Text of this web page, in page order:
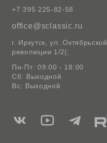
+7 395 225-82-58
office@sclassic.ru
г. Иркутск, ул. Октябрьской
революции 1/2|;
Пн-Пт: 09:00 - 18:00
Сб: Выходной
Вс: Выходной
Мы
Мы
Мы
Мы